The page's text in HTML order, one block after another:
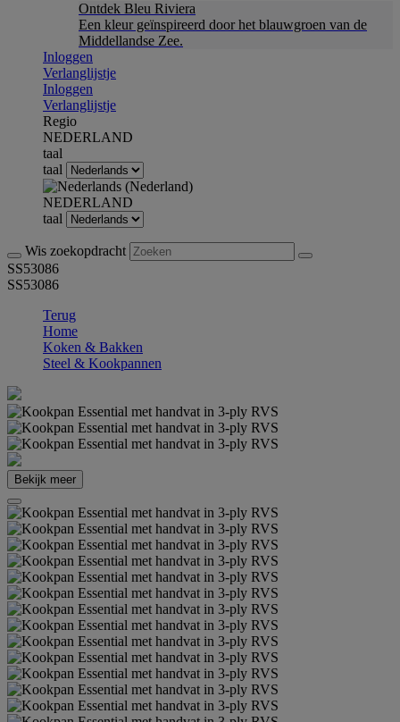
Ontdek Bleu Riviera
Een kleur geïnspireerd door het blauwgroen van de
Middellandse Zee.
Inloggen
Verlanglijstje
Inloggen
Verlanglijstje
Regio
NEDERLAND
taal
taal
NEDERLAND
taal
Wis zoekopdracht
SS53086
SS53086
Terug
Home
Koken & Bakken
Steel & Kookpannen
Bekijk meer